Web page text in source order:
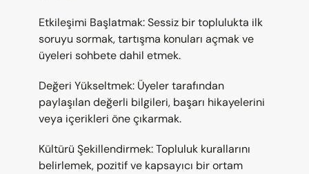
Etkileşimi Başlatmak: Sessiz bir toplulukta ilk
soruyu sormak, tartışma konuları açmak ve
üyeleri sohbete dahil etmek.
Değeri Yükseltmek: Üyeler tarafından
paylaşılan değerli bilgileri, başarı hikayelerini
veya içerikleri öne çıkarmak.
Kültürü Şekillendirmek: Topluluk kurallarını
belirlemek, pozitif ve kapsayıcı bir ortam